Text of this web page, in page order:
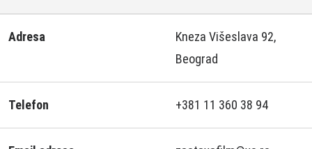
Adresa
Kneza Višeslava 92,
Beograd
Telefon +381 11 360 38 94